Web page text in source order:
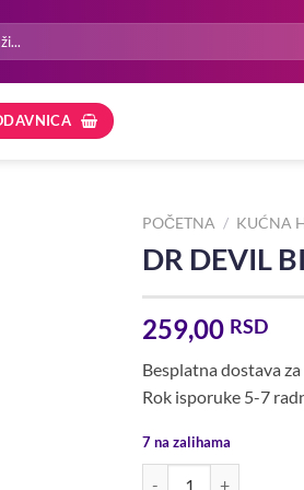
POČETNA / KUĆNA
DR DEVIL
259,00 RSD
Besplatna dostava
Rok isporuke 5-7
7 na zalihama